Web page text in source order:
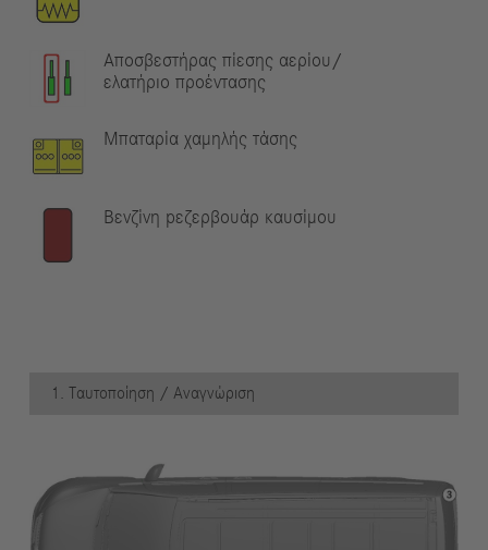
Αποσβεστήρας πίεσης αερίου/
ελατήριο προέντασης
Μπαταρία χαμηλής τάσης
Βενζίνη pεζερβουάρ καυσίμου
1. Ταυτοποίηση / Αναγνώριση